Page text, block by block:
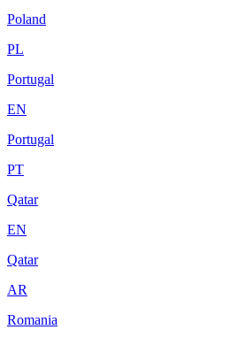
Poland
PL
Portugal
EN
Portugal
PT
Qatar
EN
Qatar
AR
Romania